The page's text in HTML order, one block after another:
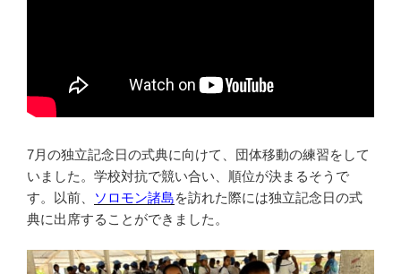
7月の独立記念日の式典に向けて、団体移動の練習をして
いました。学校対抗で競い合い、順位が決まるそうで
す。以前、
ソロモン諸島を訪れた際には独立記念日の式
典に出席することができました。